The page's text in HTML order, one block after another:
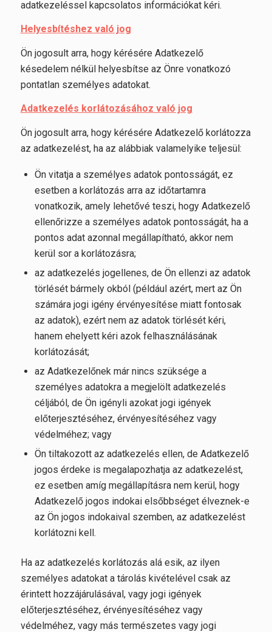
adatkezeléssel kapcsolatos információkat kéri.
Helyesbítéshez való jog
Ön jogosult arra, hogy kérésére Adatkezelő
késedelem nélkül helyesbítse az Önre vonatkozó
pontatlan személyes adatokat.
Adatkezelés korlátozásához való jog
Ön jogosult arra, hogy kérésére Adatkezelő korlátozza
az adatkezelést, ha az alábbiak valamelyike teljesül:
Ön vitatja a személyes adatok pontosságát, ez
esetben a korlátozás arra az időtartamra
vonatkozik, amely lehetővé teszi, hogy Adatkezelő
ellenőrizze a személyes adatok pontosságát, ha a
pontos adat azonnal megállapítható, akkor nem
kerül sor a korlátozásra;
az adatkezelés jogellenes, de Ön ellenzi az adatok
törlését bármely okból (például azért, mert az Ön
számára jogi igény érvényesítése miatt fontosak
az adatok), ezért nem az adatok törlését kéri,
hanem ehelyett kéri azok felhasználásának
korlátozását;
az Adatkezelőnek már nincs szüksége a
személyes adatokra a megjelölt adatkezelés
céljából, de Ön igényli azokat jogi igények
előterjesztéséhez, érvényesítéséhez vagy
védelméhez; vagy
Ön tiltakozott az adatkezelés ellen, de Adatkezelő
jogos érdeke is megalapozhatja az adatkezelést,
ez esetben amíg megállapításra nem kerül, hogy
Adatkezelő jogos indokai elsőbbséget élveznek-e
az Ön jogos indokaival szemben, az adatkezelést
korlátozni kell.
Ha az adatkezelés korlátozás alá esik, az ilyen
személyes adatokat a tárolás kivételével csak az
érintett hozzájárulásával, vagy jogi igények
előterjesztéséhez, érvényesítéséhez vagy
védelméhez, vagy más természetes vagy jogi